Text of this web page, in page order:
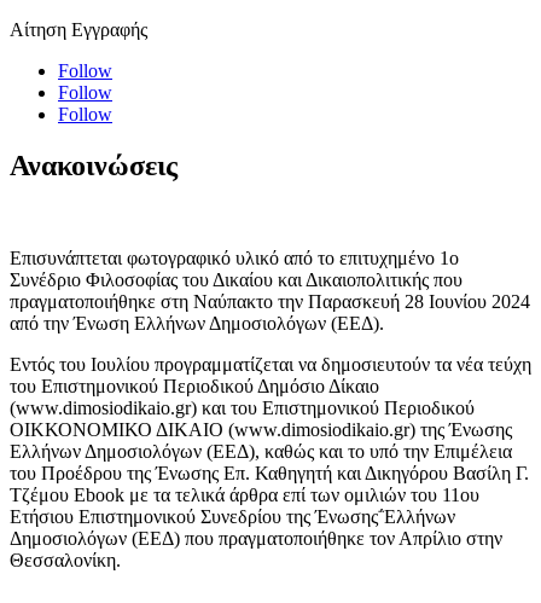
Αίτηση Εγγραφής
Follow
Follow
Follow
Ανακοινώσεις
Επισυνάπτεται φωτογραφικό υλικό από το επιτυχημένο 1ο
Συνέδριο Φιλοσοφίας του Δικαίου και Δικαιοπολιτικής που
πραγματοποιήθηκε στη Ναύπακτο την Παρασκευή 28 Ιουνίου 2024
από την Ένωση Ελλήνων Δημοσιολόγων (ΕΕΔ).
Εντός του Ιουλίου προγραμματίζεται να δημοσιευτούν τα νέα τεύχη
του Επιστημονικού Περιοδικού Δημόσιο Δίκαιο
(www.dimosiodikaio.gr) και του Επιστημονικού Περιοδικού
ΟΙΚΚΟΝΟΜΙΚΟ ΔΙΚΑΙΟ (www.dimosiodikaio.gr) της Ένωσης
Ελλήνων Δημοσιολόγων (ΕΕΔ), καθώς και το υπό την Επιμέλεια
του Προέδρου της Ένωσης Επ. Καθηγητή και Δικηγόρου Βασίλη Γ.
Τζέμου Ebook με τα τελικά άρθρα επί των ομιλιών του 11ου
Ετήσιου Επιστημονικού Συνεδρίου της Ένωσης΅Ελλήνων
Δημοσιολόγων (ΕΕΔ) που πραγματοποιήθηκε τον Απρίλιο στην
Θεσσαλονίκη.